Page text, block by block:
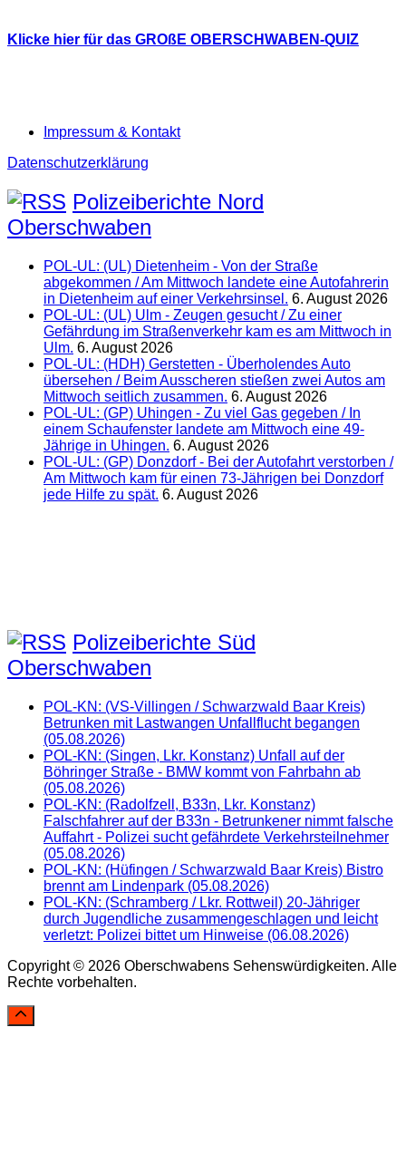
Klicke hier für das GROßE OBERSCHWABEN-QUIZ
Impressum & Kontakt
Datenschutzerklärung
Polizeiberichte Nord
Oberschwaben
POL-UL: (UL) Dietenheim - Von der Straße
abgekommen / Am Mittwoch landete eine Autofahrerin
in Dietenheim auf einer Verkehrsinsel. 6. August 2026
POL-UL: (UL) Ulm - Zeugen gesucht / Zu einer
Gefährdung im Straßenverkehr kam es am Mittwoch in
Ulm. 6. August 2026
POL-UL: (HDH) Gerstetten - Überholendes Auto
übersehen / Beim Ausscheren stießen zwei Autos am
Mittwoch seitlich zusammen. 6. August 2026
POL-UL: (GP) Uhingen - Zu viel Gas gegeben / In
einem Schaufenster landete am Mittwoch eine 49-
Jährige in Uhingen. 6. August 2026
POL-UL: (GP) Donzdorf - Bei der Autofahrt verstorben /
Am Mittwoch kam für einen 73-Jährigen bei Donzdorf
jede Hilfe zu spät. 6. August 2026
Polizeiberichte Süd
Oberschwaben
POL-KN: (VS-Villingen / Schwarzwald Baar Kreis)
Betrunken mit Lastwangen Unfallflucht begangen
(05.08.2026)
POL-KN: (Singen, Lkr. Konstanz) Unfall auf der
Böhringer Straße - BMW kommt von Fahrbahn ab
(05.08.2026)
POL-KN: (Radolfzell, B33n, Lkr. Konstanz)
Falschfahrer auf der B33n - Betrunkener nimmt falsche
Auffahrt - Polizei sucht gefährdete Verkehrsteilnehmer
(05.08.2026)
POL-KN: (Hüfingen / Schwarzwald Baar Kreis) Bistro
brennt am Lindenpark (05.08.2026)
POL-KN: (Schramberg / Lkr. Rottweil) 20-Jähriger
durch Jugendliche zusammengeschlagen und leicht
verletzt: Polizei bittet um Hinweise (06.08.2026)
Copyright © 2026 Oberschwabens Sehenswürdigkeiten. Alle
Rechte vorbehalten.